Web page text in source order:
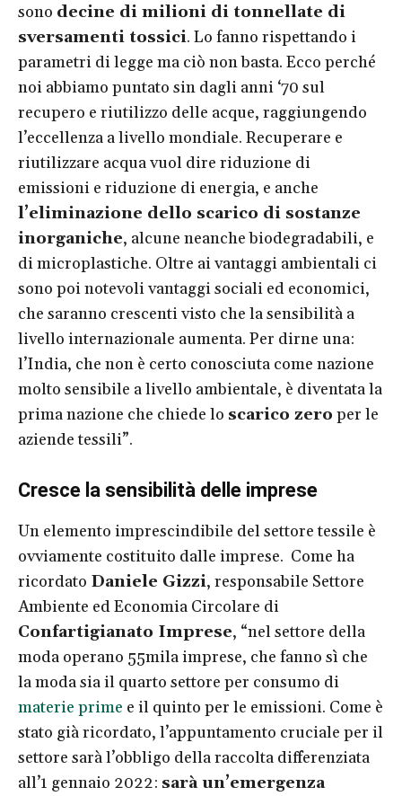
sono decine di milioni di tonnellate di
sversamenti tossici. Lo fanno rispettando i
parametri di legge ma ciò non basta. Ecco perché
noi abbiamo puntato sin dagli anni ‘70 sul
recupero e riutilizzo delle acque, raggiungendo
l’eccellenza a livello mondiale. Recuperare e
riutilizzare acqua vuol dire riduzione di
emissioni e riduzione di energia, e anche
l’eliminazione dello scarico di sostanze
inorganiche, alcune neanche biodegradabili, e
di microplastiche. Oltre ai vantaggi ambientali ci
sono poi notevoli vantaggi sociali ed economici,
che saranno crescenti visto che la sensibilità a
livello internazionale aumenta. Per dirne una:
l’India, che non è certo conosciuta come nazione
molto sensibile a livello ambientale, è diventata la
prima nazione che chiede lo scarico zero per le
aziende tessili”.
Cresce la sensibilità delle imprese
Un elemento imprescindibile del settore tessile è
ovviamente costituito dalle imprese. Come ha
ricordato Daniele Gizzi, responsabile Settore
Ambiente ed Economia Circolare di
Confartigianato Imprese, “nel settore della
moda operano 55mila imprese, che fanno sì che
la moda sia il quarto settore per consumo di
materie prime e il quinto per le emissioni. Come è
stato già ricordato, l’appuntamento cruciale per il
settore sarà l’obbligo della raccolta differenziata
all’1 gennaio 2022: sarà un’emergenza